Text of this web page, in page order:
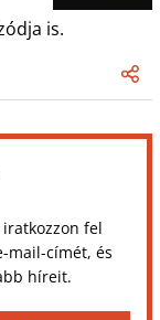
is.
fel
mail-címét, és
híreit.